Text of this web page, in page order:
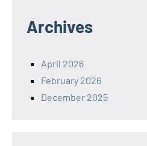
Archives
April 2026
February 2026
December 2025